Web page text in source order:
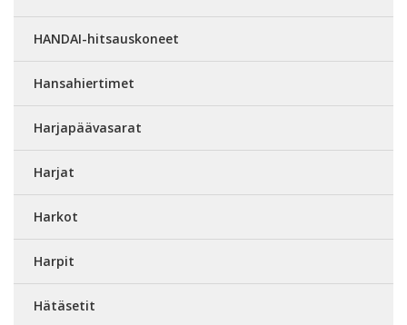
HANDAI-hitsauskoneet
Hansahiertimet
Harjapäävasarat
Harjat
Harkot
Harpit
Hätäsetit